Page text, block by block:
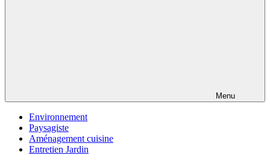
Menu
Environnement
Paysagiste
Aménagement cuisine
Entretien Jardin